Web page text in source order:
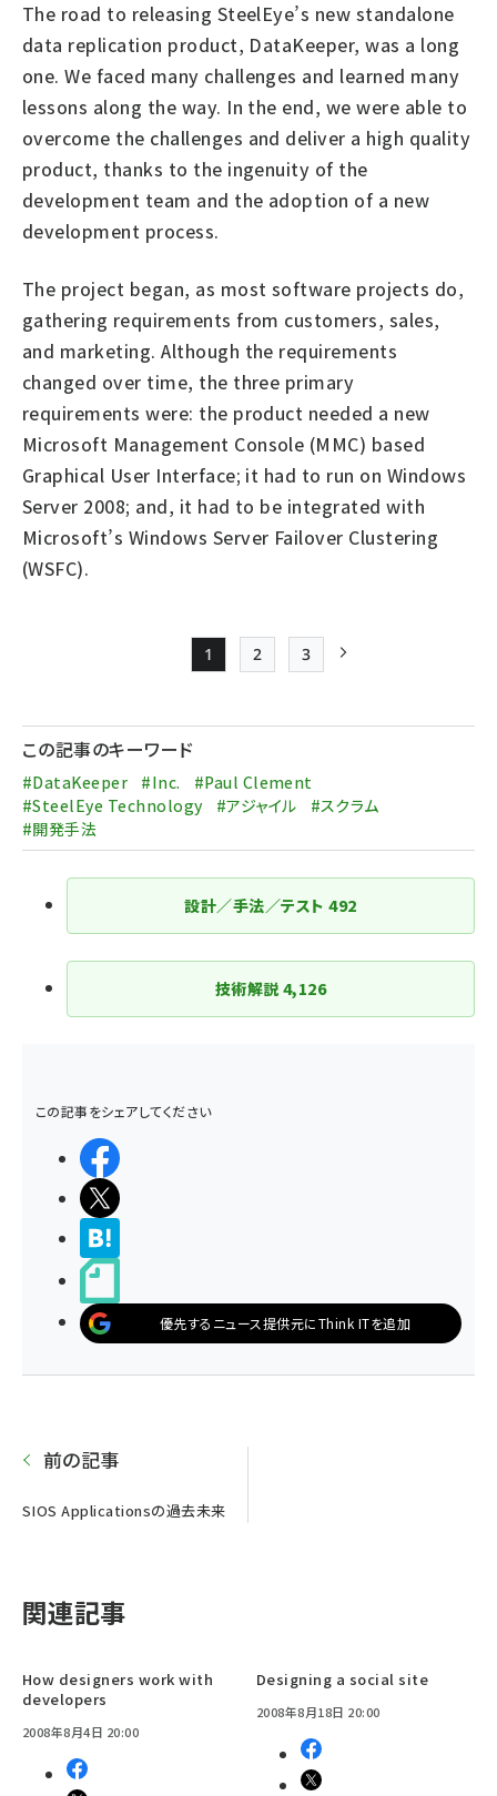
The road to releasing SteelEye’s new standalone
data replication product, DataKeeper, was a long
one. We faced many challenges and learned many
lessons along the way. In the end, we were able to
overcome the challenges and deliver a high quality
product, thanks to the ingenuity of the
development team and the adoption of a new
development process.
The project began, as most software projects do,
gathering requirements from customers, sales,
and marketing. Although the requirements
changed over time, the three primary
requirements were: the product needed a new
Microsoft Management Console (MMC) based
Graphical User Interface; it had to run on Windows
Server 2008; and, it had to be integrated with
Microsoft’s Windows Server Failover Clustering
(WSFC).
送
り
Page
1
Page
2
Page
3
この記事のキーワード
#DataKeeper #Inc.
#Paul Clement
#SteelEye Technology
#アジャイル
#スクラム
#開発手法
設計／手法／テスト492
技術解説 4,126
この記事をシェアしてください
優先するニュース提供元にThink ITを追加
前の記事
SIOS Applicationsの過去未来
関連記事
How designers work with
developers
2008年8月4日 20:00
Designing a social site
2008年8月18日 20:00